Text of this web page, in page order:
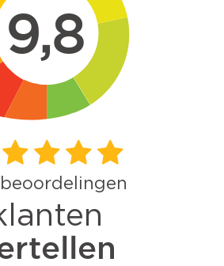
9,8
beoordelingen